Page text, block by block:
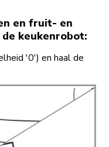
en fruit- en
keukenrobot:
'0') en haal de